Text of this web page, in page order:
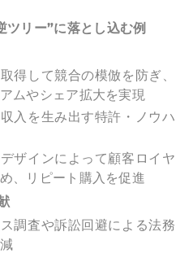
ツリー”に落とし込む例
得して競合の模倣を防ぎ、
ムやシェア拡大を実現
入を生み出す特許・ノウハ
ザインによって顧客ロイヤ
、リピート購入を促進
調査や訴訟回避による法務